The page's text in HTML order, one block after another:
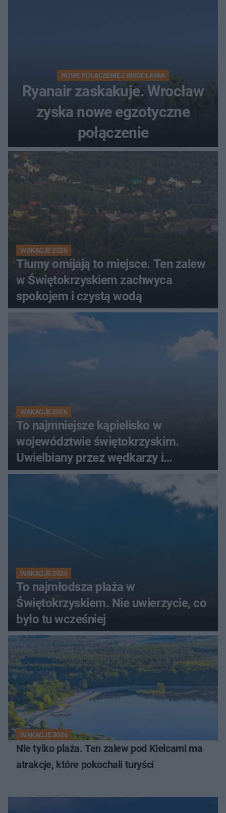
NOWE POŁĄCZENIE Z WROCŁAWIA
Ryanair zaskakuje. Wrocław
zyska nowe egzotyczne
połączenie
WAKACJE 2026
Tłumy omijają to miejsce. Ten zalew
w Świętokrzyskiem zachwyca
spokojem i czystą wodą
WAKACJE 2026
To najmniejsze kąpielisko w
województwie świętokrzyskim.
Uwielbiany przez wędkarzy i
turystów
WAKACJE 2026
To najmłodsza plaża w
Świętokrzyskiem. Nie uwierzycie, co
było tu wcześniej
WAKACJE 2026
Nie tylko plaża. Ten zalew pod Kielcami ma
atrakcje, które pokochali turyści